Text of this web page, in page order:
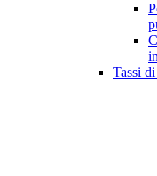
Tassi di